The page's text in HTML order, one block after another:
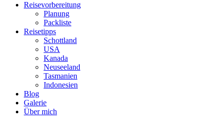
Reisevorbereitung
Planung
Packliste
Reisetipps
Schottland
USA
Kanada
Neuseeland
Tasmanien
Indonesien
Blog
Galerie
Über mich